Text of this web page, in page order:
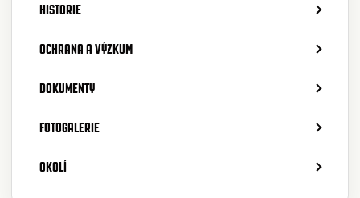
HISTORIE
OCHRANA A VÝZKUM
DOKUMENTY
FOTOGALERIE
OKOLÍ